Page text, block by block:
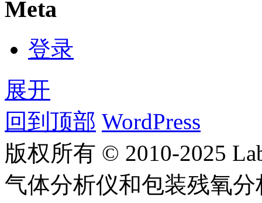
Meta
登录
展开
回到顶部 WordPress
版权所有 © 2010-2025
气体分析仪和包装残氧